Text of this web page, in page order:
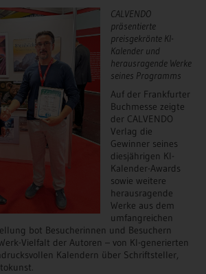
CALVENDO
präsentierte
preisgekrönte KI-
Kalender und
herausragende Werke
seines Programms
Auf der Frankfurter
Buchmesse zeigte
der CALVENDO
Verlag die
Gewinner seines
diesjährigen KI-
Kalender-Awards
sowie weitere
herausragende
Werke aus dem
umfangreichen
bot Besucherinnen und Besuchern
Vielfalt der Autoren – von KI-generierten
Kalendern über Schriftsteller,